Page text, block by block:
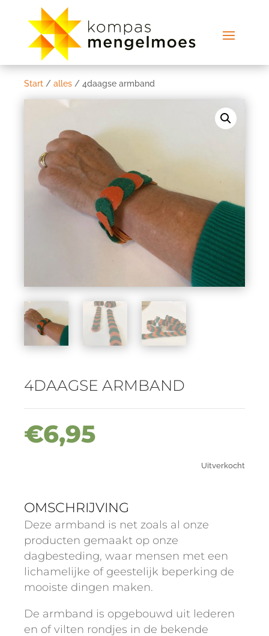
Start / alles / 4daagse armband
4DAAGSE ARMBAND
€6,95
Uitverkocht
OMSCHRIJVING
Deze armband is net zoals al onze
producten gemaakt op onze
dagbesteding, waar mensen met een
lichamelijke of geestelijk beperking de
mooiste dingen maken.
De armband is opgebouwd uit lederen
en of vilten rondjes in de bekende